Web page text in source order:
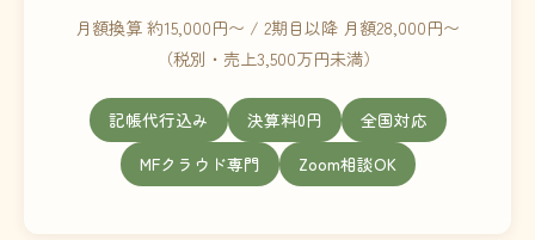
月額換算 約15,000円〜 / 2期目以降 月額28,000円〜
（税別・売上3,500万円未満）
記帳代行込み 決算料0円
全国対応
MFクラウド専門
Zoom相談OK